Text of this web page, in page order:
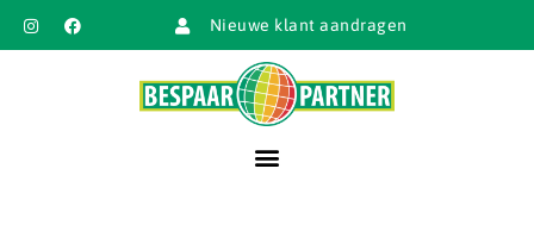
Nieuwe klant aandragen